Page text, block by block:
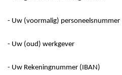
- Uw (voormalig) personeelsnummer
- Uw (oud) werkgever
- Uw Rekeningnummer (IBAN)